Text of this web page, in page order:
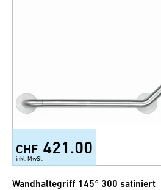
CHF 421.00
inkl. MwSt.
Wandhaltegriff 145° 300 satiniert